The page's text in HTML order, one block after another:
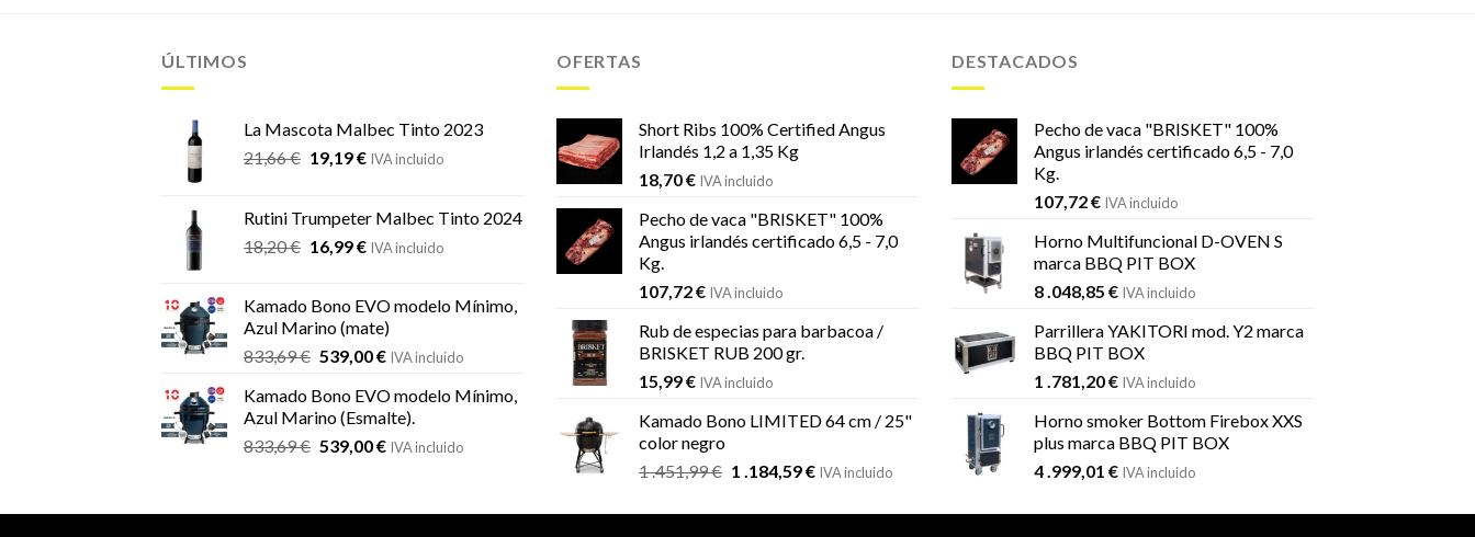
ÚLTIMOS
La Mascota Malbec Tinto 2023
21,66€ El
era:
21,66 €.
19,19€El
es:
19,19 €.
IVA incluido
Rutini Trumpeter Malbec Tinto 2024
18,20€ El
era:
18,20 €.
16,99€El
es:
16,99 €.
IVA incluido
Kamado Bono EVO modelo Mínimo,
Azul Marino (mate)
833,69€ El
original
era:
833,69 €.
539,00€El
actual
es:
539,00 €.
IVA incluido
Kamado Bono EVO modelo Mínimo,
Azul Marino (Esmalte).
833,69€ El
era:
539,00€El
es:
IVA incluido
OFERTAS
Short Ribs 100% Certified Angus
Irlandés 1,2 a 1,35 Kg
18,70€ IVA incluido
Pecho de vaca "BRISKET" 100%
Angus irlandés certificado 6,5 - 7,0
Kg.
107,72€ IVA incluido
Rub de especias para barbacoa /
BRISKET RUB 200 gr.
15,99€ IVA incluido
Kamado Bono LIMITED 64 cm / 25"
color negro
1 .451,99€ El
original
1 .184,59€El
actual
IVA incluido
DESTACADOS
Pecho de vaca "BRISKET" 100%
Angus irlandés certificado 6,5 - 7,0
Kg.
107,72€ IVA incluido
Horno Multifuncional D-OVEN S
marca BBQ PIT BOX
8 .048,85 € IVA incluido
Parrillera YAKITORI mod. Y2 marca
BBQ PIT BOX
1 .781,20€ IVA incluido
Horno smoker Bottom Firebox XXS
plus marca BBQ PIT BOX
4 .999,01 € IVA incluido